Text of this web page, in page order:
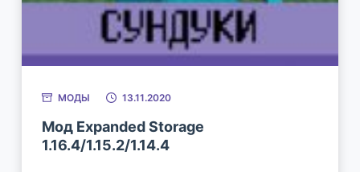
МОДЫ 13.11.2020
Мод Expanded Storage
1.16.4/1.15.2/1.14.4